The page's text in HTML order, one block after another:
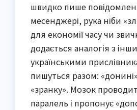
швидко пише
месенджері, рука ніби
для економії часу чи
додається аналогія з
українськими
пишуться разом:
«зранку». Мозок
паралель і пропонує